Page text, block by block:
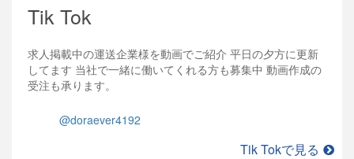
Tik Tok
求人掲載中の運送企業様を動画でご紹介 平日の夕方に更新
してます 当社で一緒に働いてくれる方も募集中 動画作成の
受注も承ります。
Tik Tokで見る
@doraever4192